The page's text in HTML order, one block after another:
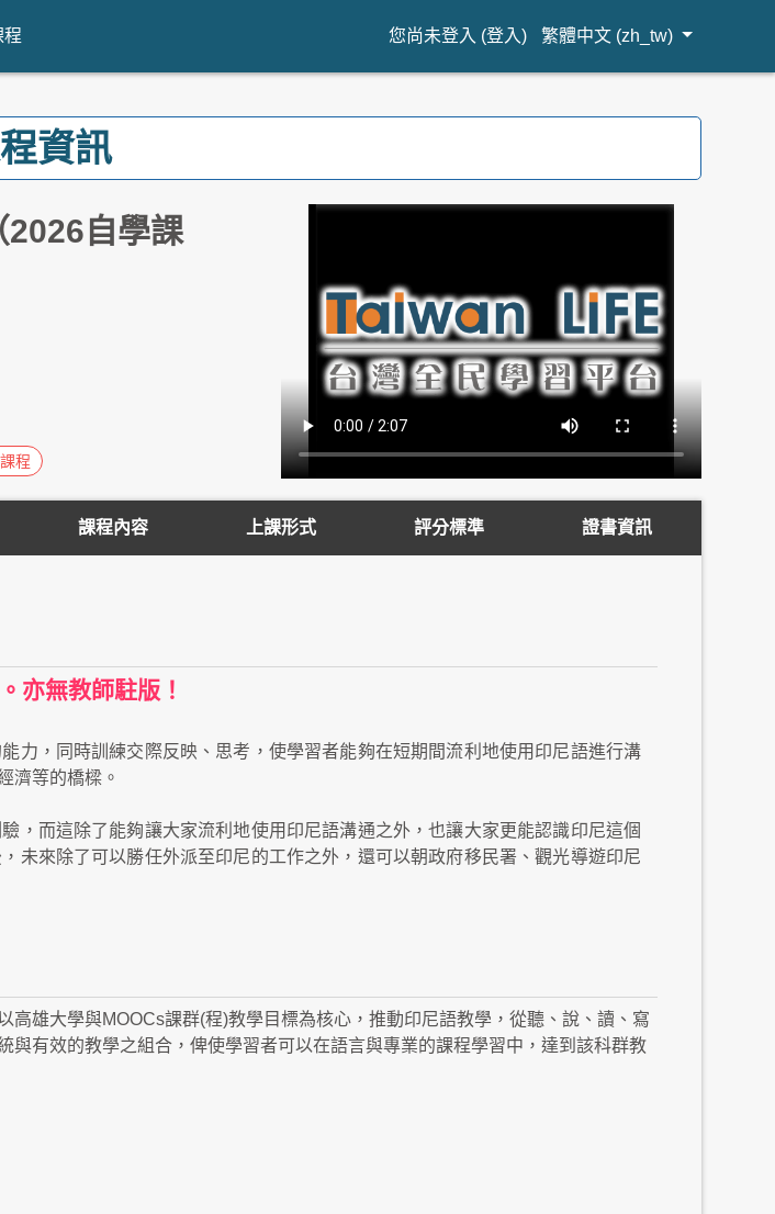
程 您尚未登入 (登入) 繁體中文 ‎(zh_tw)‎
資訊
2026自學課
程
課程內容 上課形式 評分標準 證書資訊
亦無教師駐版！
力，同時訓練交際反映、思考，使學習者能夠在短期間流利地使用印尼語進行溝
濟等的橋樑。
，而這除了能夠讓大家流利地使用印尼語溝通之外，也讓大家更能認識印尼這個
未來除了可以勝任外派至印尼的工作之外，還可以朝政府移民署、觀光導遊印尼
雄大學與MOOCs課群(程)教學目標為核心，推動印尼語教學，從聽、說、讀、寫
有效的教學之組合，俾使學習者可以在語言與專業的課程學習中，達到該科群教